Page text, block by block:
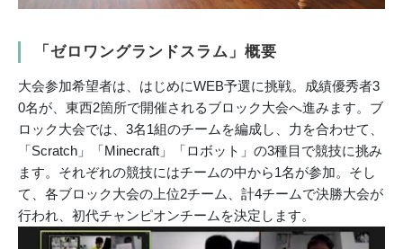
「ゼロワングランドスラム」概要
大会参加希望者は、はじめにWEB予選に挑戦。成績優秀者3
0名が、東西2箇所で開催されるブロック大会へ進みます。ブ
ロック大会では、3名1組のチームを編成し、力を合わせて、
「Scratch」「Minecraft」「ロボット」の3種目で競技に挑み
ます。それぞれの競技にはチームの中から1名が参加。そし
て、各ブロック大会の上位2チーム、計4チームで決勝大会が
行われ、初代チャンピオンチームを決定します。